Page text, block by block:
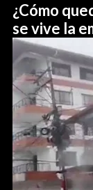
¿Cómo
se vive la